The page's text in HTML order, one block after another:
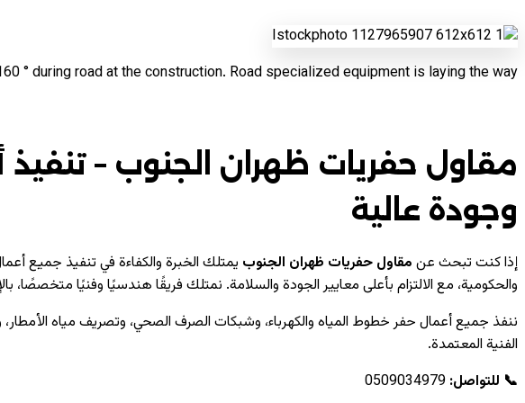
° during road at the construction. Road specialized equipment is laying the way.
مقاول حفريات ظهران الجنوب – تنفيذ
وجودة عالية
إذا كنت تبحث عن مقاول حفريات ظهران الجنوب يمتلك الخبرة والكفاءة في تنفيذ جميع
والحكومية، مع الالتزام بأعلى معايير الجودة والسلامة. نمتلك فريقًا هندسيًا وفنيًا
ننفذ جميع أعمال حفر خطوط المياه والكهرباء، وشبكات الصرف الصحي، وتصريف مياه
الفنية المعتمدة.
📞 للتواصل: